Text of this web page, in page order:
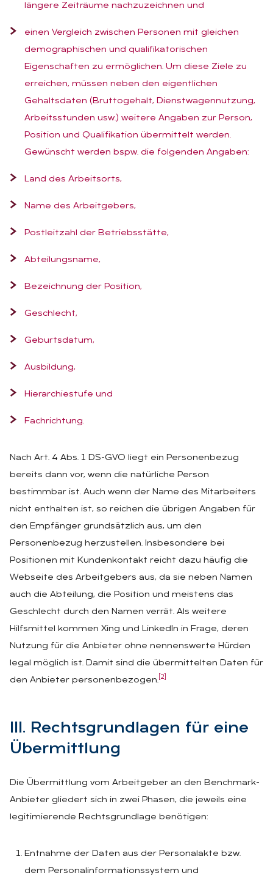
längere Zeiträume nachzuzeichnen und
einen Vergleich zwischen Personen mit gleichen
demographischen und qualifikatorischen
Eigenschaften zu ermöglichen. Um diese Ziele zu
erreichen, müssen neben den eigentlichen
Gehaltsdaten (Bruttogehalt, Dienstwagennutzung,
Arbeitsstunden usw.) weitere Angaben zur Person,
Position und Qualifikation übermittelt werden.
Gewünscht werden bspw. die folgenden Angaben:
Land des Arbeitsorts,
Name des Arbeitgebers,
Postleitzahl der Betriebsstätte,
Abteilungsname,
Bezeichnung der Position,
Geschlecht,
Geburtsdatum,
Ausbildung,
Hierarchiestufe und
Fachrichtung.
Nach Art. 4 Abs. 1 DS-GVO liegt ein Personenbezug
bereits dann vor, wenn die natürliche Person
bestimmbar ist. Auch wenn der Name des Mitarbeiters
nicht enthalten ist, so reichen die übrigen Angaben für
den Empfänger grundsätzlich aus, um den
Personenbezug herzustellen. Insbesondere bei
Positionen mit Kundenkontakt reicht dazu häufig die
Webseite des Arbeitgebers aus, da sie neben Namen
auch die Abteilung, die Position und meistens das
Geschlecht durch den Namen verrät. Als weitere
Hilfsmittel kommen Xing und LinkedIn in Frage, deren
Nutzung für die Anbieter ohne nennenswerte Hürden
legal möglich ist. Damit sind die übermittelten Daten für
den Anbieter personenbezogen. [2]
III. Rechts­grund­la­gen für eine
Über­mitt­lung
Die Übermittlung vom Arbeitgeber an den Benchmark-
Anbieter gliedert sich in zwei Phasen, die jeweils eine
legitimierende Rechtsgrundlage benötigen:
Entnahme der Daten aus der Personalakte bzw.
dem Personalinformationssystem und